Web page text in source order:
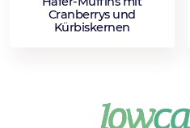
Cranberrys und
Kürbiskernen